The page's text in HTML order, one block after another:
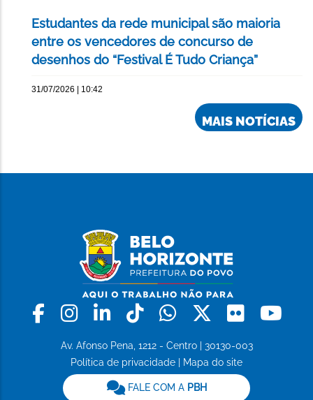
Estudantes da rede municipal são maioria
entre os vencedores de concurso de
desenhos do “Festival É Tudo Criança”
31/07/2026 | 10:42
MAIS NOTÍCIAS
Facebook
Instagram
LinkedinTiktokWhatsapp
X Flickr
Av. Afonso Pena, 1212 - Centro | 30130-003
Política de privacidade
Mapa do site
FALE COM A PBH